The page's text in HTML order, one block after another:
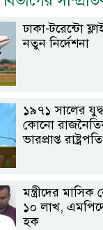
ঢাকা-টরেন্টো
নতুন নির্দেশনা
১৯৭১ সালের
কোনো
ভারপ্রাপ্ত রাষ্ট্রপতি
মন্ত্রীদের
১০ লাখ,
হক